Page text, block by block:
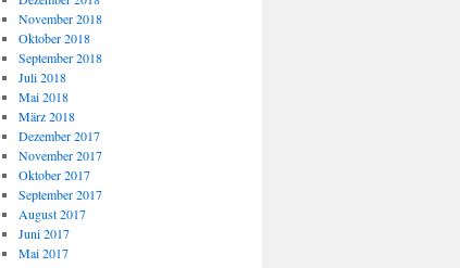
November 2018
Oktober 2018
September 2018
Juli 2018
Mai 2018
März 2018
Dezember 2017
November 2017
Oktober 2017
September 2017
August 2017
Juni 2017
Mai 2017